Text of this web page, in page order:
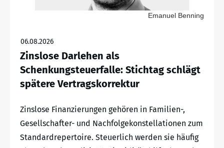
Emanuel Benning
06.08.2026
Zinslose Darlehen als
Schenkungsteuerfalle: Stichtag schlägt
spätere Vertragskorrektur
Zinslose Finanzierungen gehören in Familien-,
Gesellschafter- und Nachfolgekonstellationen zum
Standardrepertoire. Steuerlich werden sie häufig